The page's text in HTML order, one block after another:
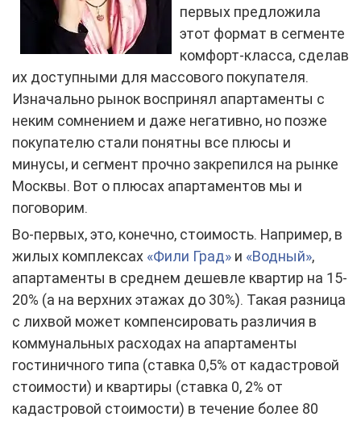
первых предложила
этот формат в сегменте
комфорт-класса, сделав
их доступными для массового покупателя.
Изначально рынок воспринял апартаменты с
неким сомнением и даже негативно, но позже
покупателю стали понятны все плюсы и
минусы, и сегмент прочно закрепился на рынке
Москвы. Вот о плюсах апартаментов мы и
поговорим.
Во-первых, это, конечно, стоимость. Например, в
жилых комплексах «Фили Град» и «Водный»,
апартаменты в среднем дешевле квартир на 15-
20% (а на верхних этажах до 30%). Такая разница
с лихвой может компенсировать различия в
коммунальных расходах на апартаменты
гостиничного типа (ставка 0,5% от кадастровой
стоимости) и квартиры (ставка 0, 2% от
кадастровой стоимости) в течение более 80